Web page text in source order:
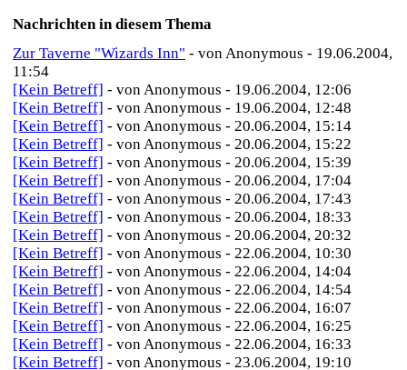
Nachrichten in diesem Thema
Zur Taverne "Wizards Inn" - von Anonymous - 19.06.2004,
11:54
[Kein Betreff] - von Anonymous - 19.06.2004, 12:06
[Kein Betreff] - von Anonymous - 19.06.2004, 12:48
[Kein Betreff] - von Anonymous - 20.06.2004, 15:14
[Kein Betreff] - von Anonymous - 20.06.2004, 15:22
[Kein Betreff] - von Anonymous - 20.06.2004, 15:39
[Kein Betreff] - von Anonymous - 20.06.2004, 17:04
[Kein Betreff] - von Anonymous - 20.06.2004, 17:43
[Kein Betreff] - von Anonymous - 20.06.2004, 18:33
[Kein Betreff] - von Anonymous - 20.06.2004, 20:32
[Kein Betreff] - von Anonymous - 22.06.2004, 10:30
[Kein Betreff] - von Anonymous - 22.06.2004, 14:04
[Kein Betreff] - von Anonymous - 22.06.2004, 14:54
[Kein Betreff] - von Anonymous - 22.06.2004, 16:07
[Kein Betreff] - von Anonymous - 22.06.2004, 16:25
[Kein Betreff] - von Anonymous - 22.06.2004, 16:33
[Kein Betreff] - von Anonymous - 23.06.2004, 19:10